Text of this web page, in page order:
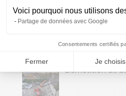
Voici pourquoi nous utilisons
Partage de données avec Google
Consentements certifiés
Fermer Je choisis
Suite de notre
Démolition de